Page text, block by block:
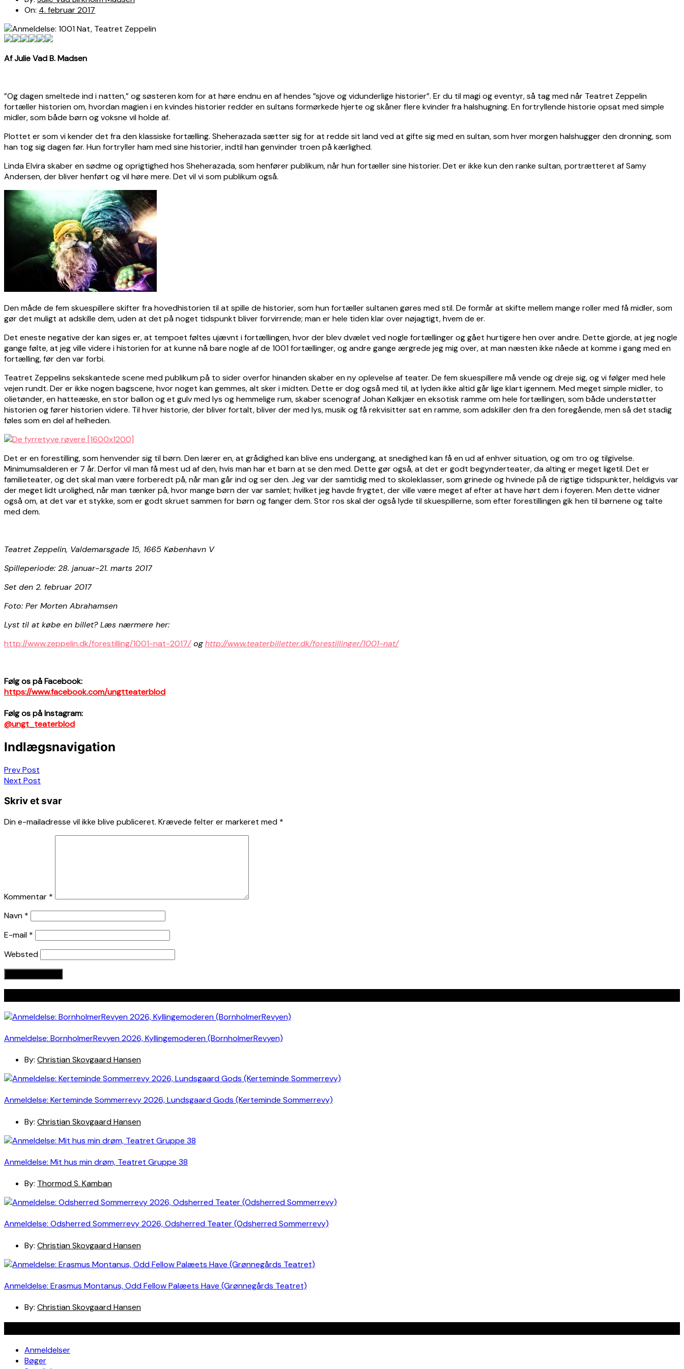
On: 4. februar 2017
Af Julie Vad B. Madsen
”Og dagen smeltede ind i natten,” og søsteren kom for at høre endnu en af hendes ”sjove og vidunderlige historier”. Er du til magi og eventyr, så tag med når Teatret Zeppelin
fortæller historien om, hvordan magien i en kvindes historier redder en sultans formørkede hjerte og skåner flere kvinder fra halshugning. En fortryllende historie opsat med simple
midler, som både børn og voksne vil holde af.
Plottet er som vi kender det fra den klassiske fortælling. Sheherazada sætter sig for at redde sit land ved at gifte sig med en sultan, som hver morgen halshugger den dronning, som
han tog sig dagen før. Hun fortryller ham med sine historier, indtil han genvinder troen på kærlighed.
Linda Elvira skaber en sødme og oprigtighed hos Sheherazada, som henfører publikum, når hun fortæller sine historier. Det er ikke kun den ranke sultan, portrætteret af Samy
Andersen, der bliver henført og vil høre mere. Det vil vi som publikum også.
Den måde de fem skuespillere skifter fra hovedhistorien til at spille de historier, som hun fortæller sultanen gøres med stil. De formår at skifte mellem mange roller med få midler, som
gør det muligt at adskille dem, uden at det på noget tidspunkt bliver forvirrende; man er hele tiden klar over nøjagtigt, hvem de er.
Det eneste negative der kan siges er, at tempoet føltes ujævnt i fortællingen, hvor der blev dvælet ved nogle fortællinger og gået hurtigere hen over andre. Dette gjorde, at jeg nogle
gange følte, at jeg ville videre i historien for at kunne nå bare nogle af de 1001 fortællinger, og andre gange ærgrede jeg mig over, at man næsten ikke nåede at komme i gang med en
fortælling, før den var forbi.
Teatret Zeppelins sekskantede scene med publikum på to sider overfor hinanden skaber en ny oplevelse af teater. De fem skuespillere må vende og dreje sig, og vi følger med hele
vejen rundt. Der er ikke nogen bagscene, hvor noget kan gemmes, alt sker i midten. Dette er dog også med til, at lyden ikke altid går lige klart igennem. Med meget simple midler, to
olietønder, en hatteæske, en stor ballon og et gulv med lys og hemmelige rum, skaber scenograf Johan Kølkjær en eksotisk ramme om hele fortællingen, som både understøtter
historien og fører historien videre. Til hver historie, der bliver fortalt, bliver der med lys, musik og få rekvisitter sat en ramme, som adskiller den fra den foregående, men så det stadig
føles som en del af helheden.
Det er en forestilling, som henvender sig til børn. Den lærer en, at grådighed kan blive ens undergang, at snedighed kan få en ud af enhver situation, og om tro og tilgivelse.
Minimumsalderen er 7 år. Derfor vil man få mest ud af den, hvis man har et barn at se den med. Dette gør også, at det er godt begynderteater, da alting er meget ligetil. Det er
familieteater, og det skal man være forberedt på, når man går ind og ser den. Jeg var der samtidig med to skoleklasser, som grinede og hvinede på de rigtige tidspunkter, heldigvis var
der meget lidt urolighed, når man tænker på, hvor mange børn der var samlet; hvilket jeg havde frygtet, der ville være meget af efter at have hørt dem i foyeren. Men dette vidner
også om, at det var et stykke, som er godt skruet sammen for børn og fanger dem. Stor ros skal der også lyde til skuespillerne, som efter forestillingen gik hen til børnene og talte
med dem.
Teatret Zeppelin, Valdemarsgade 15, 1665 København V
Spilleperiode: 28. januar-21. marts 2017
Set den 2. februar 2017
Foto: Per Morten Abrahamsen
Lyst til at købe en billet? Læs nærmere her:
http://www.zeppelin.dk/forestilling/1001-nat-2017/oghttp://www.teaterbilletter.dk/forestillinger/1001-nat/
Følg os på Facebook:
https://www.facebook.com/ungtteaterblod
Følg os på Instagram:
@ungt_teaterblod
Indlægsnavigation
Prev Post
Next Post
Skriv et svar
Din e-mailadresse vil ikke blive publiceret. Krævede felter er markeret med *
Kommentar *
Navn *
E-mail *
Websted
Anmeldelse: BornholmerRevyen 2026, Kyllingemoderen (BornholmerRevyen)
By: Christian Skovgaard Hansen
Anmeldelse: Kerteminde Sommerrevy 2026, Lundsgaard Gods (Kerteminde Sommerrevy)
By: Christian Skovgaard Hansen
Anmeldelse: Mit hus min drøm, Teatret Gruppe 38
By: Thormod S. Kamban
Anmeldelse: Odsherred Sommerrevy 2026, Odsherred Teater (Odsherred Sommerrevy)
By: Christian Skovgaard Hansen
Anmeldelse: Erasmus Montanus, Odd Fellow Palæets Have (Grønnegårds Teatret)
By: Christian Skovgaard Hansen
Anmeldelser
Bøger